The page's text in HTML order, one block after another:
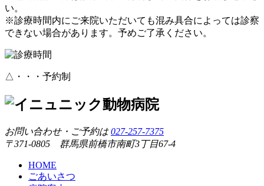
い。
※診療時間内にご来院いただいても混み具合によっては診察
できない場合があります。予めご了承ください。
△・・・予約制
お問い合わせ・ご予約は027-257-7375
〒371-0805 群馬県前橋市南町3丁目67-4
HOME
ごあいさつ